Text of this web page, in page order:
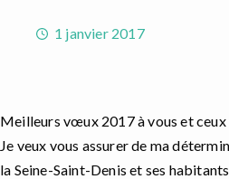
1 janvier 2017
Meilleurs vœux 2017 à vous et ceux
Je veux vous assurer de ma
la Seine-Saint-Denis et ses